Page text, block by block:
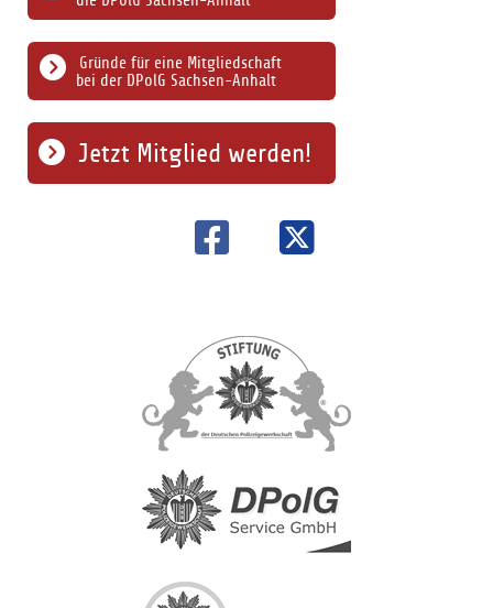
Gründe für eine Mitgliedschaft
bei der DPolG Sachsen-Anhalt
Jetzt Mitglied werden!